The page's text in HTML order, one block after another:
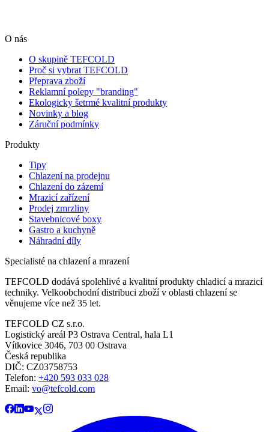
O nás
O skupině TEFCOLD
Proč si vybrat TEFCOLD
Přeprava zboží
Reklamní polepy "branding"
Ekologicky šetrmé kvalitní produkty
Novinky a blog
Záruční podmínky
Produkty
Tipy
Chlazení na prodejnu
Chlazení do zázemí
Mrazicí zařízení
Prodej zmrzliny
Stavebnicové boxy
Gastro a kuchyně
Náhradní díly
Specialisté na chlazení a mrazení
TEFCOLD dodává spolehlivé a kvalitní produkty chladicí a mrazicí
techniky. Velkoobchodní distribuci zboží v oblasti chlazení se
věnujeme více než 35 let.
TEFCOLD CZ s.r.o.
Logistický areál P3 Ostrava Central, hala L1
Vítkovice 3046, 703 00 Ostrava
Česká republika
DIČ: CZ03758753​​​​​​
Telefon: +420 593 033 028
Email: vo@tefcold.com